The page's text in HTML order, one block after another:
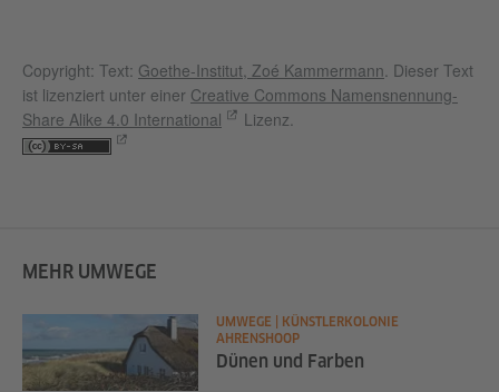
Copyright: Text: Goethe-Institut, Zoé Kammermann. Dieser Text
ist lizenziert unter einer Creative Commons Namensnennung-
Share Alike 4.0 International
Lizenz.
MEHR UMWEGE
UMWEGE | KÜNSTLERKOLONIE
AHRENSHOOP
Dünen und Farben